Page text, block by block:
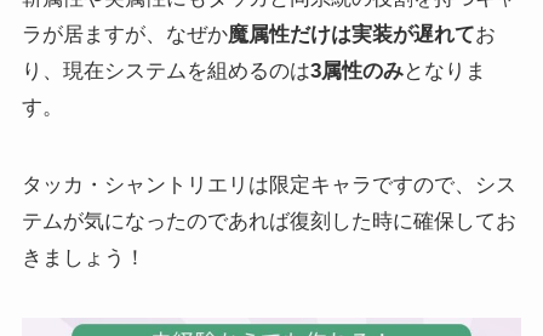
ラが居ますが、なぜか魔属性だけは実装が遅れてお
り、現在システムを組めるのは3属性のみとなりま
す。
タッカ・シャントリエリは限定キャラですので、シス
テムが気になったのであれば復刻した時に確保してお
きましょう！